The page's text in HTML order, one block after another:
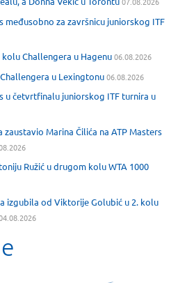
međusobno za završnicu juniorskog ITF
Challengera u Hagenu06.08.2026
u Lexingtonu06.08.2026
u četvrtfinalu juniorskog ITF turnira u
Marina Čilića na ATP Masters
Ružić u drugom kolu WTA 1000
izgubila od Viktorije Golubić u 2. kolu